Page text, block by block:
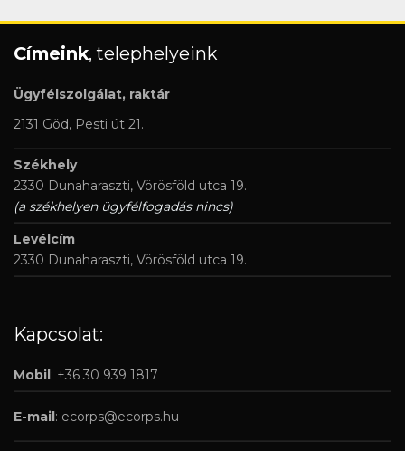
Címeink, telephelyeink
Ügyfélszolgálat, raktár
2131 Göd, Pesti út 21.
Székhely
2330 Dunaharaszti, Vörösföld utca 19.
(a székhelyen ügyfélfogadás nincs)
Levélcím
2330 Dunaharaszti, Vörösföld utca 19.
Kapcsolat:
Mobil: +36 30 939 1817
E-mail: ecorps@ecorps.hu